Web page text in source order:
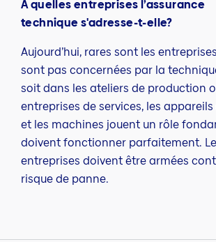
A quelles entreprises l’assurance
technique s'adresse-t-elle?
Aujourd’hui, rares sont les
sont pas concernées par la
soit dans les ateliers de production
entreprises de services, les
et les machines jouent un rôle
doivent fonctionner parfaitement.
entreprises doivent être armées
risque de panne.